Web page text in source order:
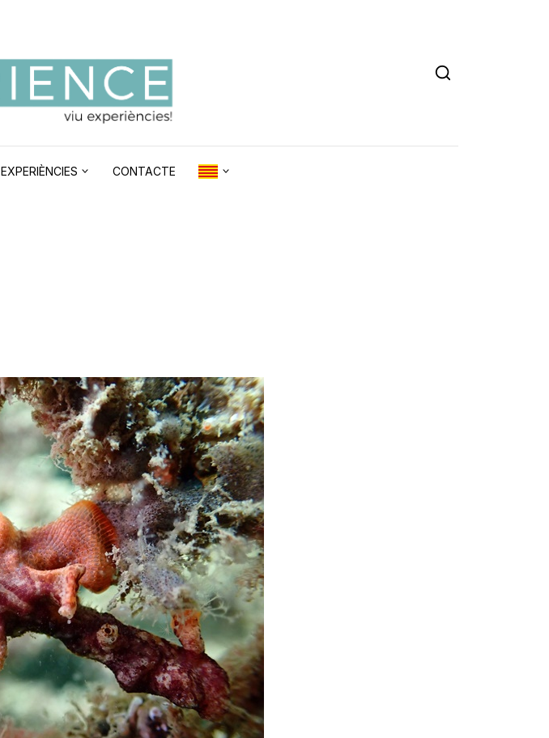
EXPERIÈNCIES CONTACTE